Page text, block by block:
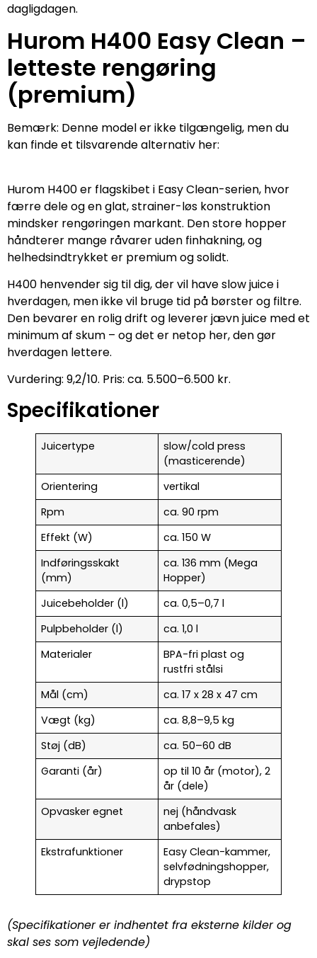
dagligdagen.
Hurom H400 Easy Clean –
letteste rengøring
(premium)
Bemærk: Denne model er ikke tilgængelig, men du
kan finde et tilsvarende alternativ her:
Hurom H400 er flagskibet i Easy Clean-serien, hvor
færre dele og en glat, strainer-løs konstruktion
mindsker rengøringen markant. Den store hopper
håndterer mange råvarer uden finhakning, og
helhedsindtrykket er premium og solidt.
H400 henvender sig til dig, der vil have slow juice i
hverdagen, men ikke vil bruge tid på børster og filtre.
Den bevarer en rolig drift og leverer jævn juice med et
minimum af skum – og det er netop her, den gør
hverdagen lettere.
Vurdering: 9,2/10. Pris: ca. 5.500–6.500 kr.
Specifikationer
Juicertype
slow/cold press
(masticerende)
Orientering
vertikal
Rpm
ca. 90 rpm
Effekt (W)
ca. 150 W
Indføringsskakt
(mm)
ca. 136 mm (Mega
Hopper)
Juicebeholder (l)
ca. 0,5–0,7 l
Pulpbeholder (l)
ca. 1,0 l
Materialer
BPA-fri plast og
rustfri stålsi
Mål (cm)
ca. 17 x 28 x 47 cm
Vægt (kg)
ca. 8,8–9,5 kg
Støj (dB)
ca. 50–60 dB
Garanti (år)
op til 10 år (motor), 2
år (dele)
Opvasker egnet
nej (håndvask
anbefales)
Ekstrafunktioner
Easy Clean-kammer,
selvfødningshopper,
drypstop
(Specifikationer er indhentet fra eksterne kilder og
skal ses som vejledende)